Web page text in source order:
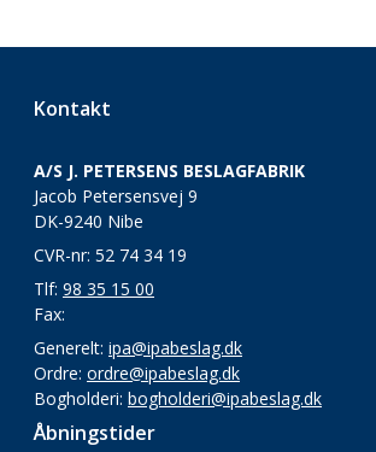
Kontakt
A/S J. PETERSENS BESLAGFABRIK
Jacob Petersensvej 9
DK-9240 Nibe
CVR-nr: 52 74 34 19
Tlf: 98 35 15 00
Fax:
Generelt: ipa@ipabeslag.dk
Ordre: ordre@ipabeslag.dk
Bogholderi: bogholderi@ipabeslag.dk
Åbningstider